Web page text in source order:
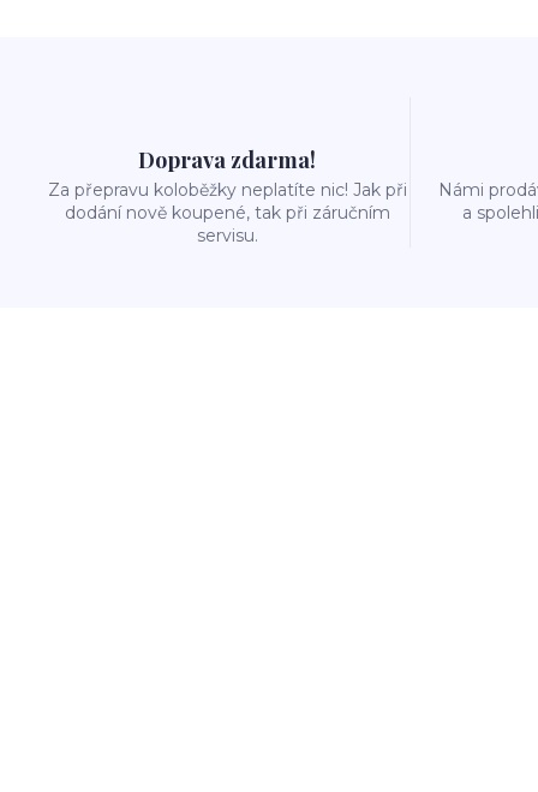
Doprava zdarma!
Za přepravu koloběžky neplatíte nic! Jak při
dodání nově koupené, tak při záručním
servisu.
Námi
a